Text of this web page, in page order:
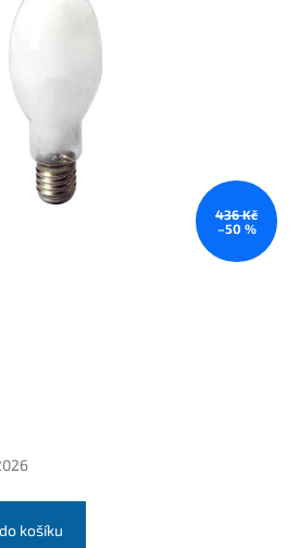
436 Kč
–50 %
košíku